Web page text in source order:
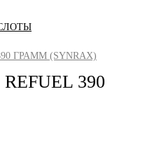
ГРАММ (SYNRAX)
390